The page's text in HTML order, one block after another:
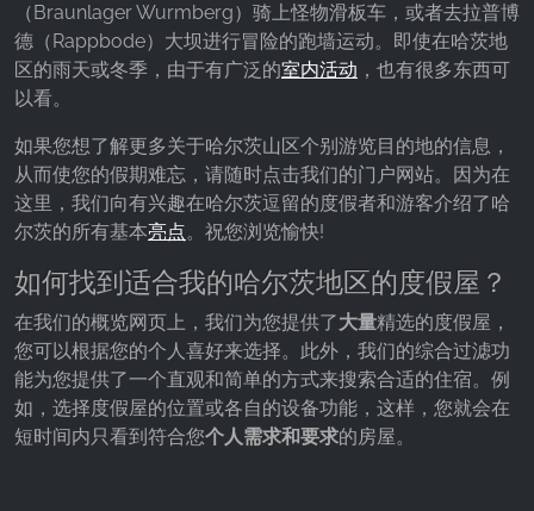
（Braunlager Wurmberg）骑上怪物滑板车，或者去拉普博
德（Rappbode）大坝进行冒险的跑墙运动。即使在哈茨地
区的雨天或冬季，由于有广泛的室内活动 ，也有很多东西可
以看。
如果您想了解更多关于哈尔茨山区个别游览目的地的信息，
从而使您的假期难忘，请随时点击我们的门户网站。因为在
这里，我们向有兴趣在哈尔茨逗留的度假者和游客介绍了哈
尔茨的所有基本亮点。祝您浏览愉快!
如何找到适合我的哈尔茨地区的度假屋？
在我们的概览网页上，我们为您提供了大量精选的度假屋，
您可以根据您的个人喜好来选择。此外，我们的综合过滤功
能为您提供了一个直观和简单的方式来搜索合适的住宿。例
如，选择度假屋的位置或各自的设备功能，这样，您就会在
短时间内只看到符合您个人需求和要求的房屋。